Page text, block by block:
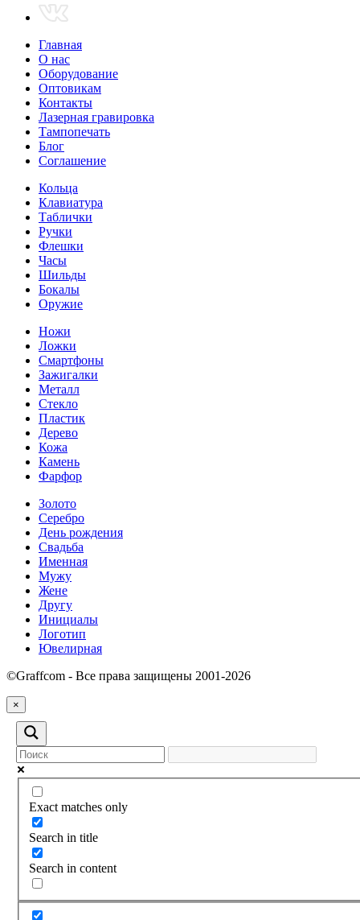
Главная
О нас
Оборудование
Оптовикам
Контакты
Лазерная гравировка
Тампопечать
Блог
Соглашение
Кольца
Клавиатура
Таблички
Ручки
Флешки
Часы
Шильды
Бокалы
Оружие
Ножи
Ложки
Смартфоны
Зажигалки
Металл
Стекло
Пластик
Дерево
Кожа
Камень
Фарфор
Золото
Серебро
День рождения
Свадьба
Именная
Мужу
Жене
Другу
Инициалы
Логотип
Ювелирная
©Graffcom - Все права защищены 2001-2026
×
Exact matches only
Search in title
Search in content